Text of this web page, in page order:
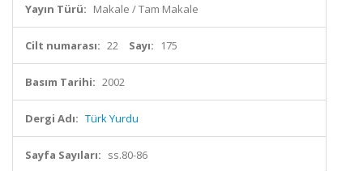
Yayın Türü: Makale / Tam Makale
Cilt numarası: 22 Sayı: 175
Basım Tarihi: 2002
Dergi Adı: Türk Yurdu
Sayfa Sayıları: ss.80-86